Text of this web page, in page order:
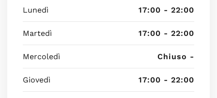
Lunedì 17:00 - 22:00
Martedì 17:00 - 22:00
Mercoledì Chiuso -
Giovedì 17:00 - 22:00